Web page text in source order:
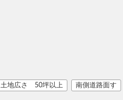
土地広さ 50坪以上 南側道路面す